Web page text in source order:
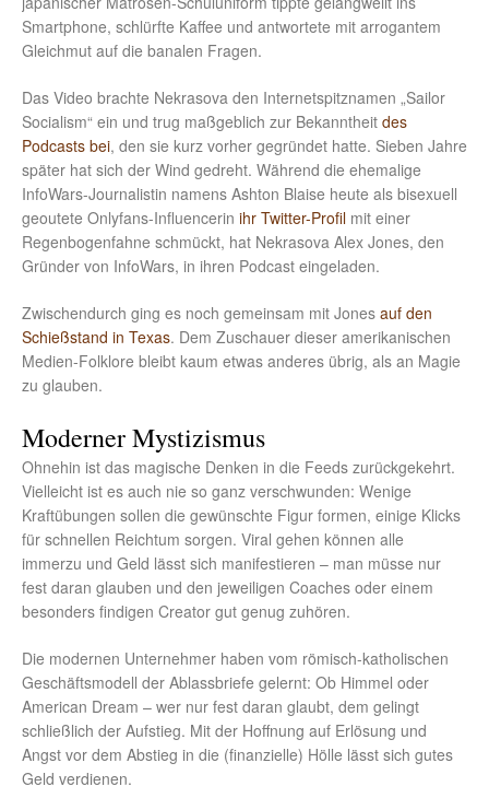
Smartphone, schlürfte Kaffee und antwortete mit arrogantem
Gleichmut auf die banalen Fragen.
Das Video brachte Nekrasova den Internetspitznamen „Sailor
Socialism“ ein und trug maßgeblich zur Bekanntheit des
Podcasts bei, den sie kurz vorher gegründet hatte. Sieben Jahre
später hat sich der Wind gedreht. Während die ehemalige
InfoWars-Journalistin namens Ashton Blaise heute als bisexuell
geoutete Onlyfans-Influencerin ihr Twitter-Profil mit einer
Regenbogenfahne schmückt, hat Nekrasova Alex Jones, den
Gründer von InfoWars, in ihren Podcast eingeladen.
Zwischendurch ging es noch gemeinsam mit Jones auf den
Schießstand in Texas. Dem Zuschauer dieser amerikanischen
Medien-Folklore bleibt kaum etwas anderes übrig, als an Magie
zu glauben.
Moderner Mystizismus
Ohnehin ist das magische Denken in die Feeds zurückgekehrt.
Vielleicht ist es auch nie so ganz verschwunden: Wenige
Kraftübungen sollen die gewünschte Figur formen, einige Klicks
für schnellen Reichtum sorgen. Viral gehen können alle
immerzu und Geld lässt sich manifestieren – man müsse nur
fest daran glauben und den jeweiligen Coaches oder einem
besonders findigen Creator gut genug zuhören.
Die modernen Unternehmer haben vom römisch-katholischen
Geschäftsmodell der Ablassbriefe gelernt: Ob Himmel oder
American Dream – wer nur fest daran glaubt, dem gelingt
schließlich der Aufstieg. Mit der Hoffnung auf Erlösung und
Angst vor dem Abstieg in die (finanzielle) Hölle lässt sich gutes
Geld verdienen.